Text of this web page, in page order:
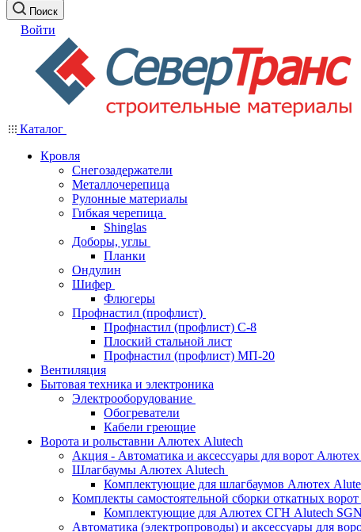
Поиск
Войти
Каталог
Кровля
Снегозадержатели
Металлочерепица
Рулонные материалы
Гибкая черепица
Shinglas
Доборы, углы
Планки
Ондулин
Шифер
Флюгеры
Профнастил (профлист)
Профнастил (профлист) С-8
Плоский стальной лист
Профнастил (профлист) МП-20
Вентиляция
Бытовая техника и электроника
Электрооборудование
Обогреватели
Кабели греющие
Ворота и рольставни Алютех Alutech
Акция - Автоматика и аксессуары для ворот
Шлагбаумы Алютех Alutech
Комплектующие для шлагбаумов Алютех
Комплекты самостоятельной сборки откатных
Комплектующие для Алютех СГН Alutech SGN
Автоматика (электропроводы) и аксессуары для